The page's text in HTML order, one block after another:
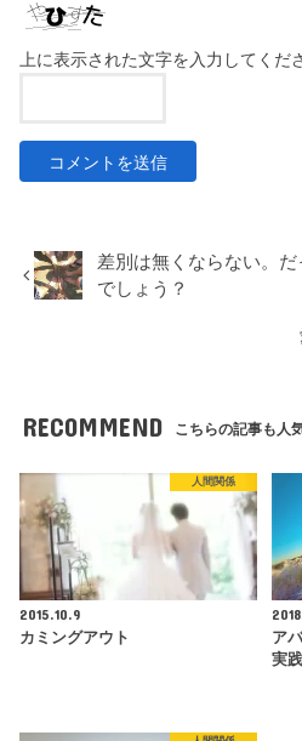
上に表示された文字を入力してくだ
差別は無くならない。
でしょう？
RECOMMEND こちらの記事も人
人間関係
2015.10.9
カミングアウト
ア
実